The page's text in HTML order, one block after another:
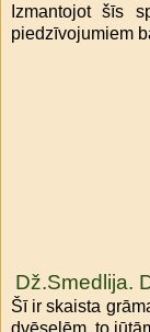
Izmantojot šīs
piedzīvojumiem
Dž.Smedlija.
Šī ir skaista
dvēselēm, to